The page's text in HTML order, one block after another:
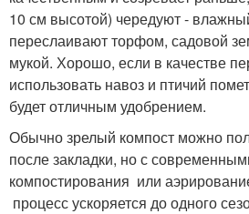
10 см высотой) чередуют -
переслаивают торфом, садовой
мукой. Хорошо, если в качестве
использовать навоз и птичий
будет отличным удобрением.
Обычно зрелый компост можно
после закладки, но с
компостирования или
процесс ускоряется до одного